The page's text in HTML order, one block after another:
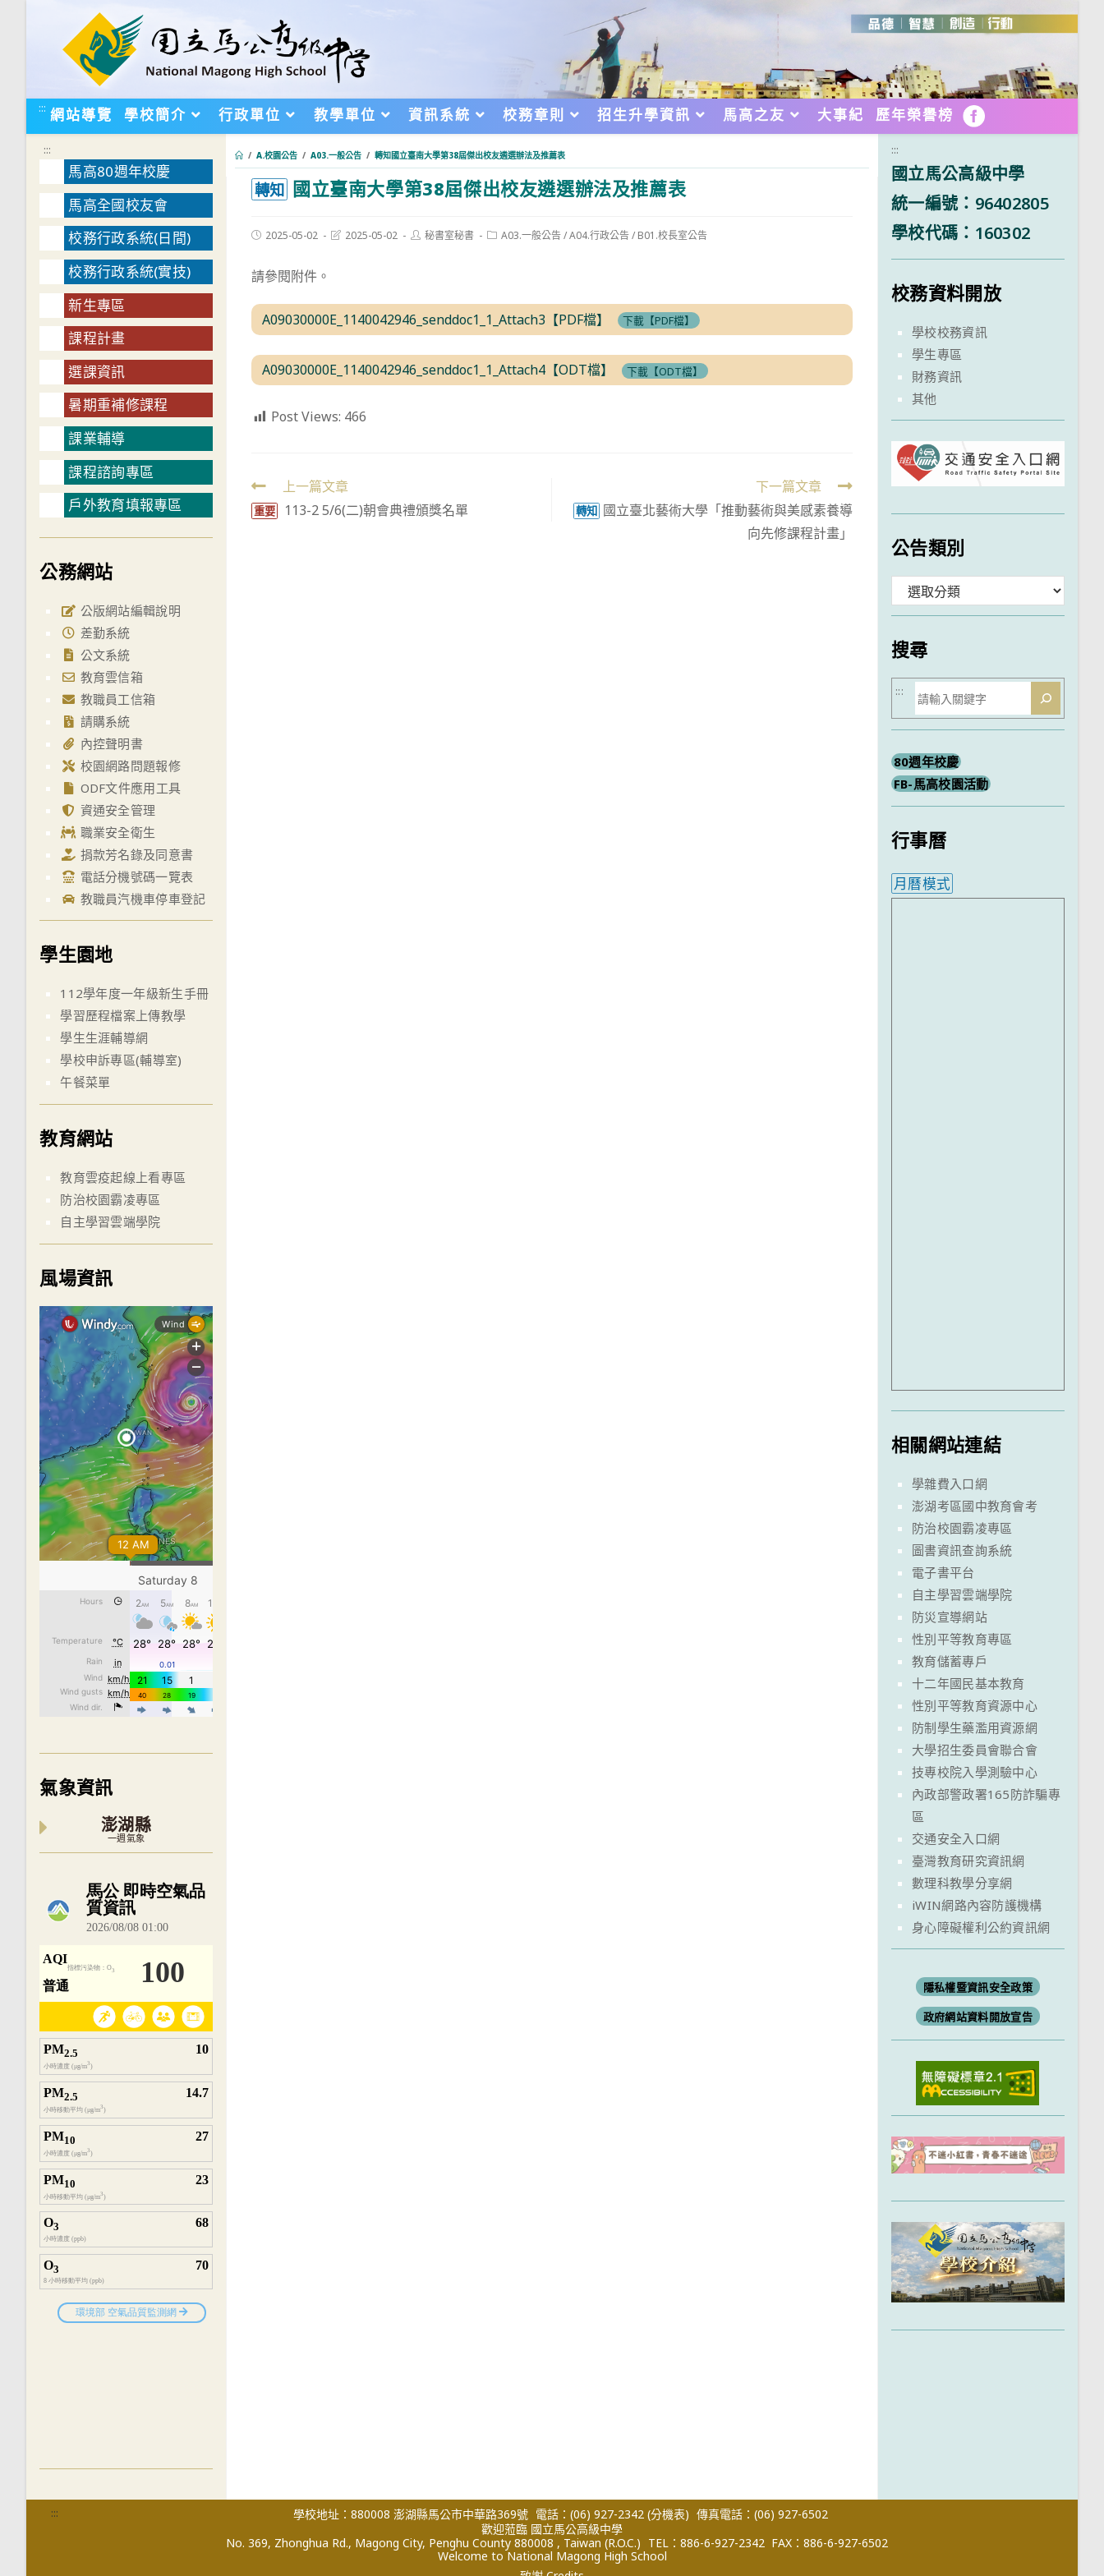
::: 網站導覽 學校簡介 行政單位 教學單位 資訊系統 校務章則 招生升學資訊 馬高之友 大事紀 歷年榮譽榜 FB
/ A.校園公告 / A03.一般公告 / 轉知國立臺南大學第38屆傑出校友遴選辦法及推薦表
轉知 國立臺南大學第38屆傑出校友遴選辦法及推薦表
Post2025-05-02
Post2025-05-02
Post秘書室秘書
PostA03.一般公告/A04.行政公告/ B01.校長室公告
請參閱附件。
A09030000E_1140042946_senddoc1_1_Attach3【PDF檔】 下載【PDF檔】
A09030000E_1140042946_senddoc1_1_Attach4【ODT檔】 下載【ODT檔】
Post Views: 466
Read
more
上一篇文章
重要 113-2 5/6(二)朝會典禮頒獎名單
下一篇文章
轉知 國立臺北藝術大學「推動藝術與美感素養導
向先修課程計畫」
:::
馬高80週年校慶
馬高全國校友會
校務行政系統(日間)
校務行政系統(實技)
新生專區
課程計畫
選課資訊
暑期重補修課程
課業輔導
課程諮詢專區
戶外教育填報專區
公務網站
公版網站編輯說明
差勤系統
公文系統
教育雲信箱
教職員工信箱
請購系統
內控聲明書
校園網路問題報修
ODF文件應用工具
資通安全管理
職業安全衛生
捐款芳名錄及同意書
電話分機號碼一覽表
教職員汽機車停車登記
學生園地
112學年度一年級新生手冊
學習歷程檔案上傳教學
學生生涯輔導網
學校申訴專區(輔導室)
午餐菜單
教育網站
教育雲疫起線上看專區
防治校園霸凌專區
自主學習雲端學院
風場資訊
氣象資訊
澎湖縣
一週氣象
內嵌空氣品質小工具為視覺預覽，完整即時空氣品質資料請開啟
:::
國立馬公高級中學
統一編號：96402805
學校代碼：160302
校務資料開放
學校校務資訊
學生專區
財務資訊
其他
公告類別
類
搜尋
搜
尋
:::
80週年校慶
FB-馬高校園活動
行事曆
月曆模式
相關網站連結
學雜費入口網
澎湖考區國中教育會考
防治校園霸凌專區
圖書資訊查詢系統
電子書平台
自主學習雲端學院
防災宣導網站
性別平等教育專區
教育儲蓄專戶
十二年國民基本教育
性別平等教育資源中心
防制學生藥濫用資源網
大學招生委員會聯合會
技專校院入學測驗中心
內政部警政署165防詐騙專
區
交通安全入口網
臺灣教育研究資訊網
數理科教學分享網
iWIN網路內容防護機構
身心障礙權利公約資訊網
隱私權暨資訊安全政策
政府網站資料開放宣告
::: 學校地址：880008 澎湖縣馬公市中華路369號 電話：(06) 927-2342 (分機表) 傳真電話：(06) 927-6502
歡迎蒞臨 國立馬公高級中學
No. 369, Zhonghua Rd., Magong City, Penghu County 880008 , Taiwan (R.O.C.) TEL：886-6-927-2342 FAX：886-6-927-6502
Welcome to National Magong High School